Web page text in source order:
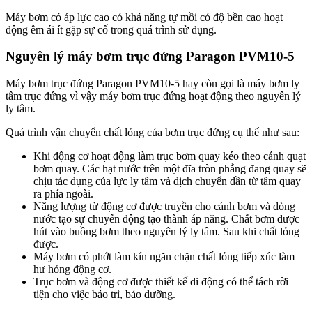
Máy bơm có áp lực cao có khả năng tự mồi có độ bền cao hoạt
động êm ái ít gặp sự cố trong quá trình sử dụng.
Nguyên lý máy bơm trục đứng Paragon PVM10-5
Máy bơm trục đứng Paragon PVM10-5 hay còn gọi là máy bơm ly
tâm trục đứng vì vậy máy bơm trục đứng hoạt động theo nguyên lý
ly tâm.
Quá trình vận chuyển chất lỏng của bơm trục đứng cụ thể như sau:
Khi động cơ hoạt động làm trục bơm quay kéo theo cánh quạt
bơm quay. Các hạt nước trên một đĩa tròn phẳng đang quay sẽ
chịu tác dụng của lực ly tâm và dịch chuyển dần từ tâm quay
ra phía ngoài.
Năng lượng từ động cơ được truyền cho cánh bơm và dòng
nước tạo sự chuyển động tạo thành áp năng. Chất bơm được
hút vào buồng bơm theo nguyên lý ly tâm. Sau khi chất lỏng
được.
Máy bơm có phớt làm kín ngăn chặn chất lỏng tiếp xúc làm
hư hỏng động cơ.
Trục bơm và động cơ được thiết kế di động có thể tách rời
tiện cho việc bảo trì, bảo dưỡng.